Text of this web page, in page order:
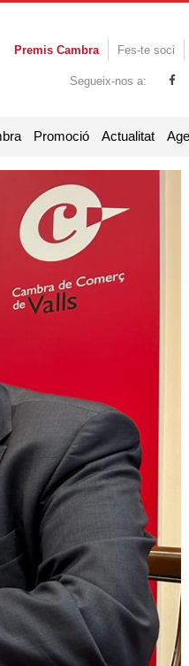
Premis Cambra Fes-te soci
Segueix-nos a:
Promoció Actualitat